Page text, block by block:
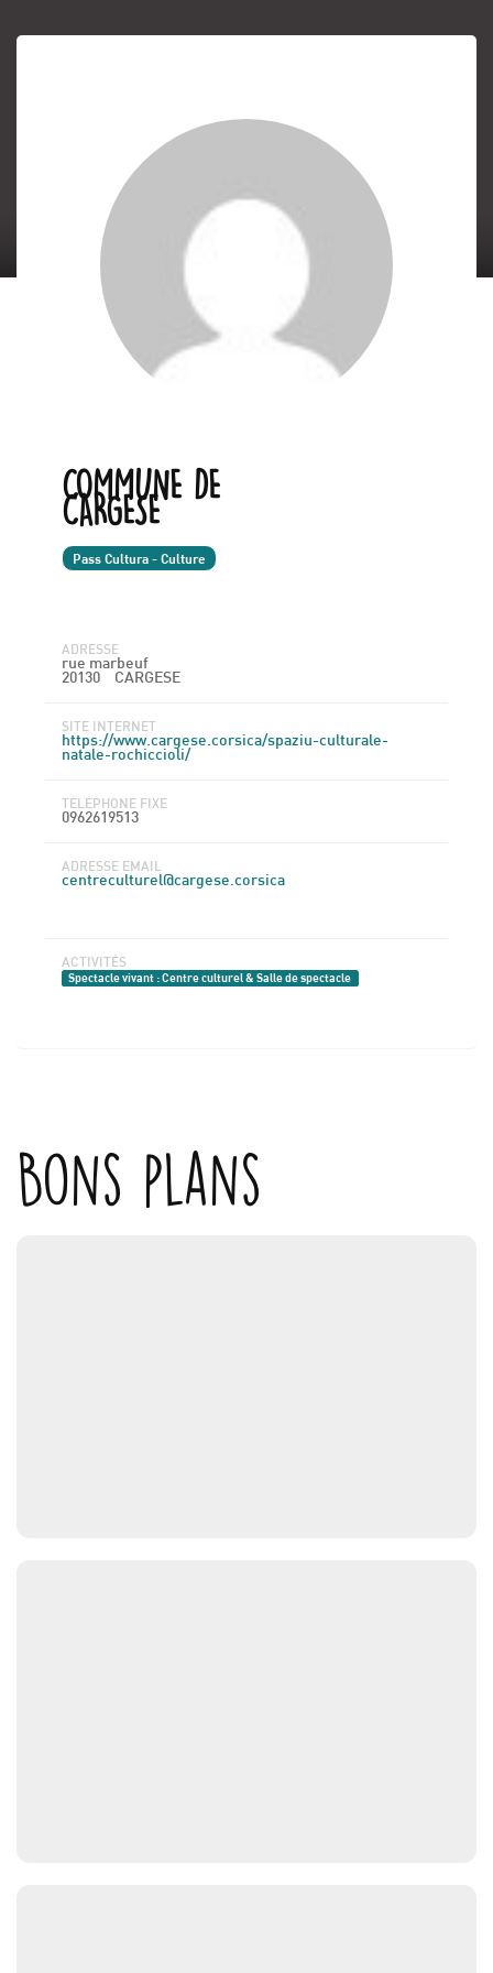
COMMUNE DE
CARGESE
Pass Cultura - Culture
ADRESSE
rue marbeuf
20130
CARGESE
SITE INTERNET
https://www.cargese.corsica/spaziu-culturale-
natale-rochiccioli/
TÉLÉPHONE FIXE
0962619513
ADRESSE EMAIL
centreculturel@cargese.corsica
ACTIVITÉS
Spectacle vivant : Centre culturel & Salle de spectacle
Bons plans